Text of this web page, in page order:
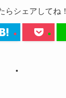
らシェアしてね！